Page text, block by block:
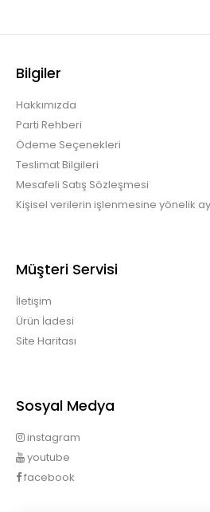
Bilgiler
Hakkımızda
Parti Rehberi
Ödeme Seçenekleri
Teslimat Bilgileri
Mesafeli Satış Sözleşmesi
Kişisel verilerin işlenmesine yönelik
Müşteri Servisi
İletişim
Ürün İadesi
Site Haritası
Sosyal Medya
instagram
youtube
facebook